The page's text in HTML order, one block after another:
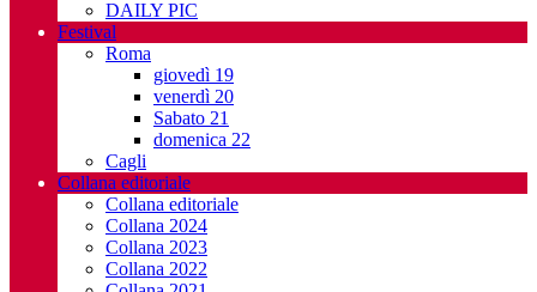
DAILY PIC
Festival
Roma
giovedì 19
venerdì 20
Sabato 21
domenica 22
Cagli
Collana editoriale
Collana editoriale
Collana 2024
Collana 2023
Collana 2022